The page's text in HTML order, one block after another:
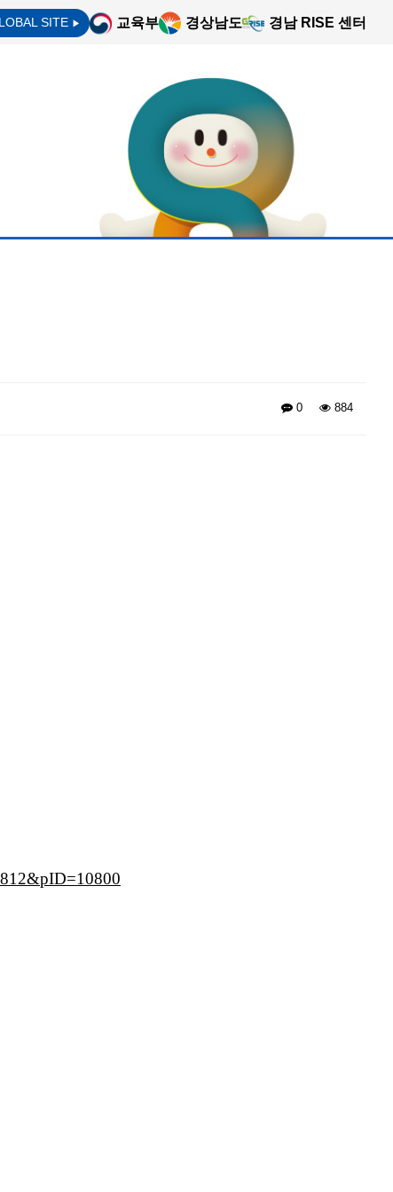
SITE ▶ 교육부 경상남도 경남 RISE 센터
0 884